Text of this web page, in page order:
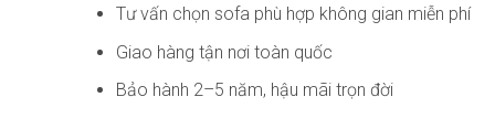
Tư vấn chọn sofa phù hợp không gian miễn phí
Giao hàng tận nơi toàn quốc
Bảo hành 2–5 năm, hậu mãi trọn đời